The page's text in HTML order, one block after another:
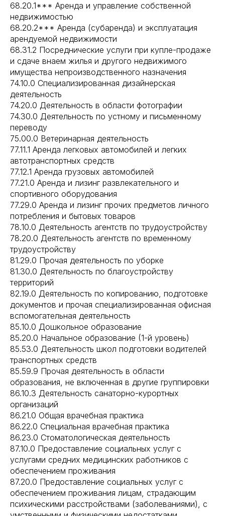
68.20.1*** Аренда и управление собственной
недвижимостью
68.20.2*** Аренда (субаренда) и эксплуатация
арендуемой недвижимости
68.31.2 Посреднические услуги при купле-продаже
и сдаче внаем жилья и другого недвижимого
имущества непроизводственного назначения
74.10.0 Специализированная дизайнерская
деятельность
74.20.0 Деятельность в области фотографии
74.30.0 Деятельность по устному и письменному
переводу
75.00.0 Ветеринарная деятельность
77.11.1 Аренда легковых автомобилей и легких
автотранспортных средств
77.12.1 Аренда грузовых автомобилей
77.21.0 Аренда и лизинг развлекательного и
спортивного оборудования
77.29.0 Аренда и лизинг прочих предметов личного
потребления и бытовых товаров
78.10.0 Деятельность агентств по трудоустройству
78.20.0 Деятельность агентств по временному
трудоустройству
81.29.0 Прочая деятельность по уборке
81.30.0 Деятельность по благоустройству
территорий
82.19.0 Деятельность по копированию, подготовке
документов и прочая специализированная офисная
вспомогательная деятельность
85.10.0 Дошкольное образование
85.20.0 Начальное образование (1-й уровень)
85.53.0 Деятельность школ подготовки водителей
транспортных средств
85.59.9 Прочая деятельность в области
образования, не включенная в другие группировки
86.10.3 Деятельность санаторно-курортных
организаций
86.21.0 Общая врачебная практика
86.22.0 Специальная врачебная практика
86.23.0 Стоматологическая деятельность
87.10.0 Предоставление социальных услуг с
услугами средних медицинских работников с
обеспечением проживания
87.20.0 Предоставление социальных услуг с
обеспечением проживания лицам, страдающим
психическими расстройствами (заболеваниями), с